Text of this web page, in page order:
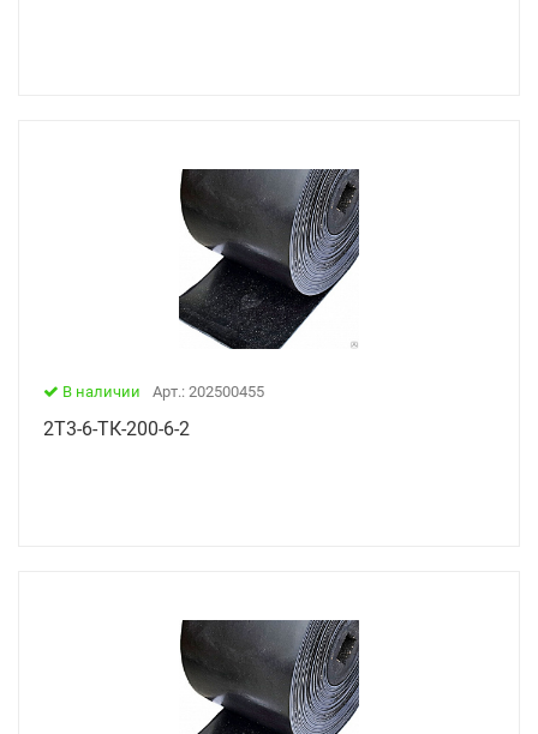
В наличии Арт.: 202500455
2Т3-6-ТК-200-6-2